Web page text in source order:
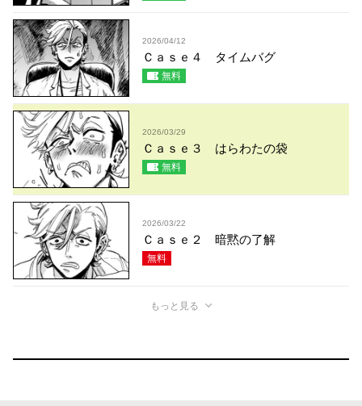
2026/04/12
Ｃａｓｅ４ タイムバグ
無料
2026/03/29
Ｃａｓｅ３ はらわたの袋
無料
2026/03/22
Ｃａｓｅ２ 暗黙の了解
無料
もっと見る